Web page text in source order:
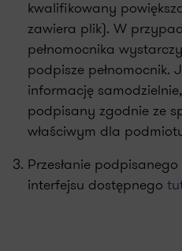
kwalifikowany
zawiera plik). W
pełnomocnika
podpisze pełnomocnik.
informację
podpisany zgodnie ze
właściwym dla
Przesłanie
interfejsu dostępnego